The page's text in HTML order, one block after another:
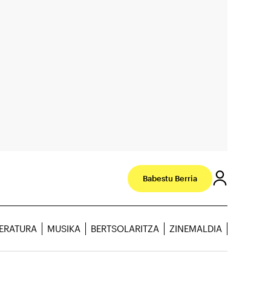
Babestu Berria
MUSIKA BERTSOLARITZA ZINEMALDIA